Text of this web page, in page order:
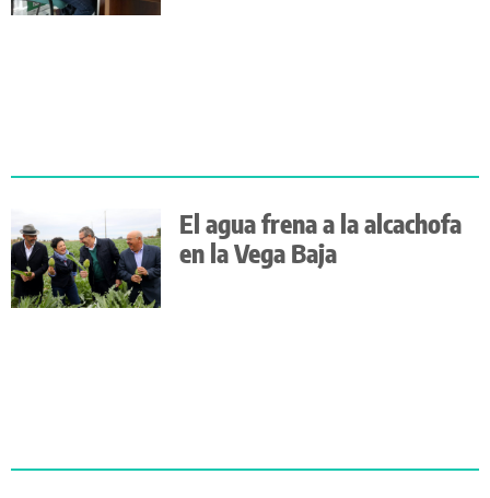
El agua frena a la alcachofa
en la Vega Baja